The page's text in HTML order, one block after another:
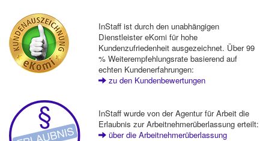
InStaff ist durch den unabhängigen
Dienstleister eKomi für hohe
Kundenzufriedenheit ausgezeichnet. Über 99
% Weiterempfehlungsrate basierend auf
echten Kundenerfahrungen:
zu den Kundenbewertungen
InStaff wurde von der Agentur für Arbeit die
Erlaubnis zur Arbeitnehmerüberlassung erteilt:
über die Arbeitnehmerüberlassung